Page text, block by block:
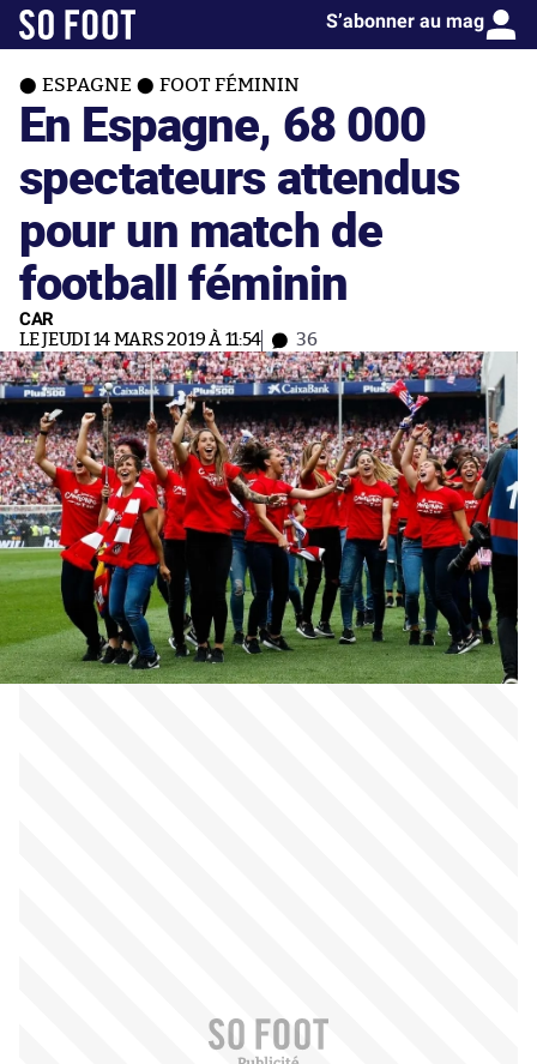
S’abonner au mag
ESPAGNE FOOT FÉMININ
En Espagne, 68 000
spectateurs attendus
pour un match de
football féminin
CAR
LE JEUDI 14 MARS 2019 À 11:54 36